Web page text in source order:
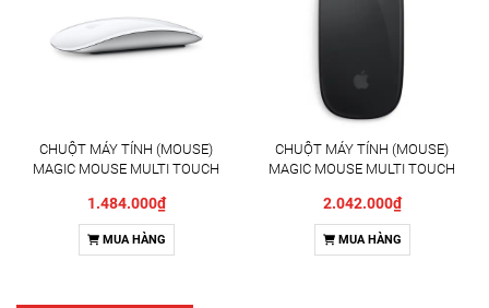
CHUỘT MÁY TÍNH (MOUSE)
MAGIC MOUSE MULTI TOUCH
A)
1.484.000₫
MUA HÀNG
CHUỘT MÁY TÍNH (MOUSE)
MAGIC MOUSE MULTI TOUCH
A)
2.042.000₫
MUA HÀNG